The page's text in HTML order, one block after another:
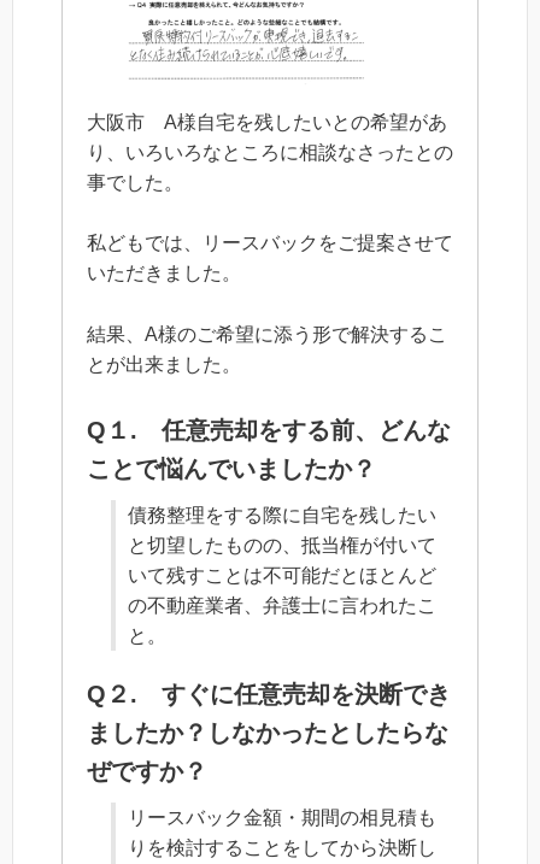
大阪市 A様自宅を残したいとの希望があ
り、いろいろなところに相談なさったとの
事でした。
私どもでは、リースバックをご提案させて
いただきました。
結果、A様のご希望に添う形で解決するこ
とが出来ました。
Q１. 任意売却をする前、どんな
ことで悩んでいましたか？
債務整理をする際に自宅を残したい
と切望したものの、抵当権が付いて
いて残すことは不可能だとほとんど
の不動産業者、弁護士に言われたこ
と。
Q２. すぐに任意売却を決断でき
ましたか？しなかったとしたらな
ぜですか？
リースバック金額・期間の相見積も
りを検討することをしてから決断し